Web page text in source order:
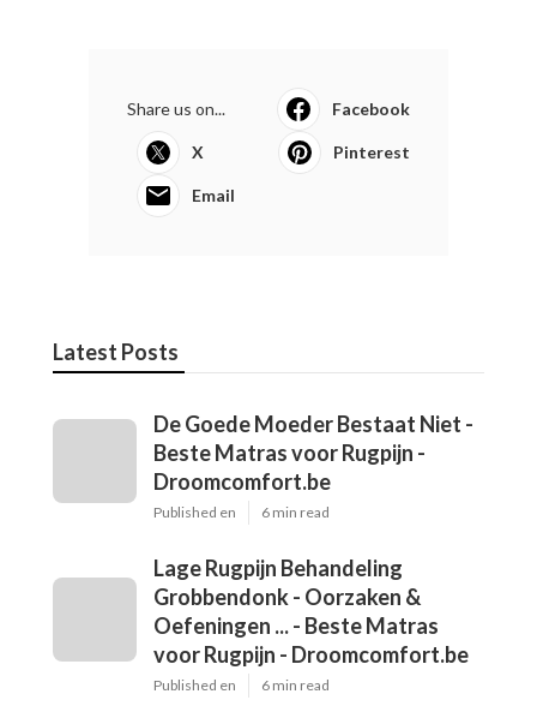
Share us on... Facebook
X Pinterest
Email
Latest Posts
De Goede Moeder Bestaat Niet -
Beste Matras voor Rugpijn -
Droomcomfort.be
Published en 6 min read
Lage Rugpijn Behandeling
Grobbendonk - Oorzaken &
Oefeningen ... - Beste Matras
voor Rugpijn - Droomcomfort.be
Published en 6 min read